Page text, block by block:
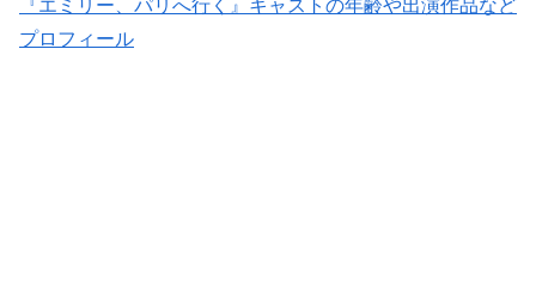
『エミリー、パリへ行く』キャストの年齢や出演作品など
プロフィール